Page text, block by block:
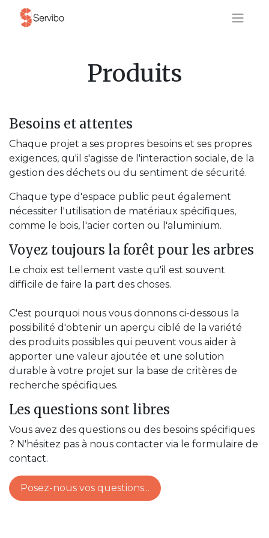
Produits
Besoins et attentes
Chaque projet a ses propres besoins et ses propres
exigences, qu'il s'agisse de l'interaction sociale, de la
gestion des déchets ou du sentiment de sécurité.
Chaque type d'espace public peut également
nécessiter l'utilisation de matériaux spécifiques,
comme le bois, l'acier corten ou l'aluminium.
Voyez toujours la forêt pour les arbres
Le choix est tellement vaste qu'il est souvent
difficile de faire la part des choses.
C'est pourquoi nous vous donnons ci-dessous la
possibilité d'obtenir un aperçu ciblé de la variété
des produits possibles qui peuvent vous aider à
apporter une valeur ajoutée et une solution
durable à votre projet sur la base de critères de
recherche spécifiques.
Les questions sont libres
Vous avez des questions ou des besoins spécifiques
? N'hésitez pas à nous contacter via le formulaire de
contact.
Posez-nous vos questions...